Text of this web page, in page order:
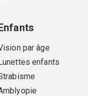
par âge
enfants